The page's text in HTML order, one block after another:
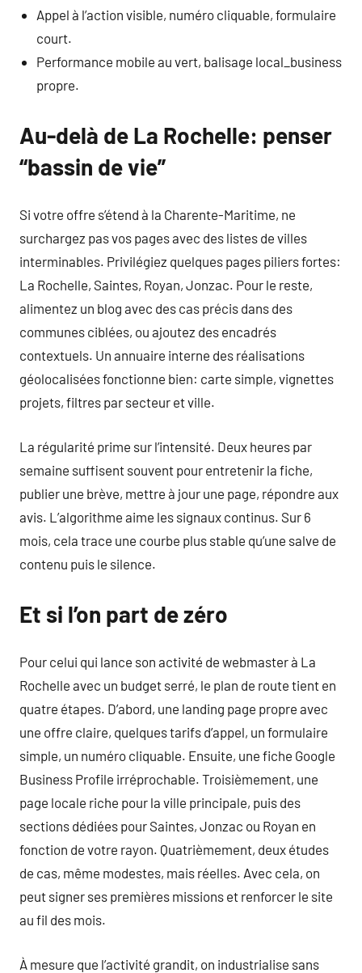
Appel à l’action visible, numéro cliquable, formulaire
court.
Performance mobile au vert, balisage local_business
propre.
Au-delà de La Rochelle: penser
“bassin de vie”
Si votre offre s’étend à la Charente-Maritime, ne
surchargez pas vos pages avec des listes de villes
interminables. Privilégiez quelques pages piliers fortes:
La Rochelle, Saintes, Royan, Jonzac. Pour le reste,
alimentez un blog avec des cas précis dans des
communes ciblées, ou ajoutez des encadrés
contextuels. Un annuaire interne des réalisations
géolocalisées fonctionne bien: carte simple, vignettes
projets, filtres par secteur et ville.
La régularité prime sur l’intensité. Deux heures par
semaine suffisent souvent pour entretenir la fiche,
publier une brève, mettre à jour une page, répondre aux
avis. L’algorithme aime les signaux continus. Sur 6
mois, cela trace une courbe plus stable qu’une salve de
contenu puis le silence.
Et si l’on part de zéro
Pour celui qui lance son activité de webmaster à La
Rochelle avec un budget serré, le plan de route tient en
quatre étapes. D’abord, une landing page propre avec
une offre claire, quelques tarifs d’appel, un formulaire
simple, un numéro cliquable. Ensuite, une fiche Google
Business Profile irréprochable. Troisièmement, une
page locale riche pour la ville principale, puis des
sections dédiées pour Saintes, Jonzac ou Royan en
fonction de votre rayon. Quatrièmement, deux études
de cas, même modestes, mais réelles. Avec cela, on
peut signer ses premières missions et renforcer le site
au fil des mois.
À mesure que l’activité grandit, on industrialise sans